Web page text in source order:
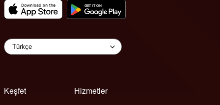
Keşfet
Hizmetler